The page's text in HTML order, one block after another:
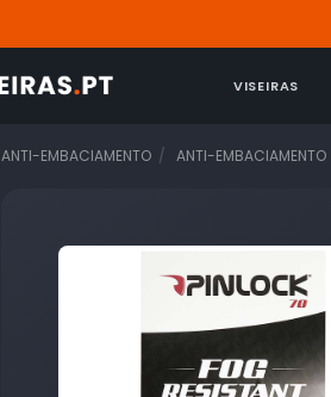
VISEIRAS
ANTI-EMBACIAMENTO ANTI-EMBACIAMENTO